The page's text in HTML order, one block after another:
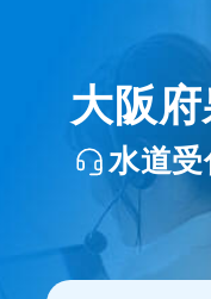
大阪
水道